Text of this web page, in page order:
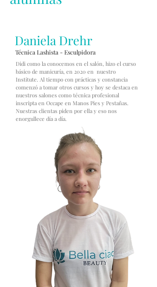
Daniela Drehr
Técnica Lashista - Esculpidora
Didi como la conocemos en el salón, hizo el curso
básico de manicuría, en 2020 en nuestro
Institute. Al tiempo con prácticas y constancia
comenzó a tomar otros cursos y hoy se destaca en
nuestros salones como técnica profesional
inscripta en Occape en Manos Pies y Pestañas.
Nuestras clientas piden por ella y eso nos
enorgullece día a día.